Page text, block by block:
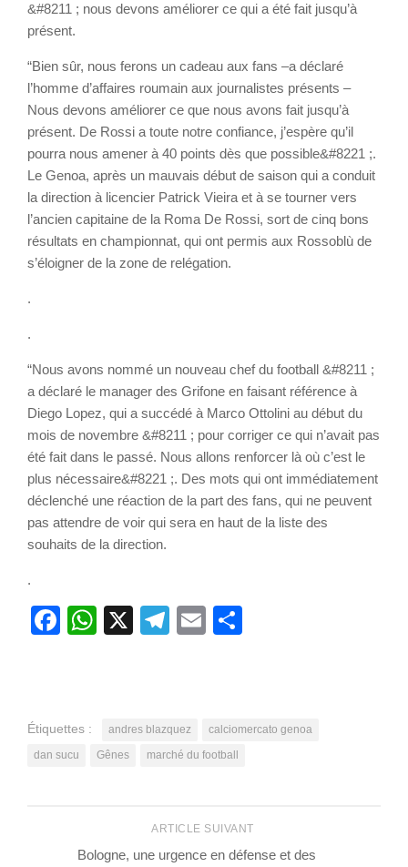
&#8211 ; nous devons améliorer ce qui a été fait jusqu’à
présent.
“Bien sûr, nous ferons un cadeau aux fans –a déclaré
l’homme d’affaires roumain aux journalistes présents –
Nous devons améliorer ce que nous avons fait jusqu’à
présent. De Rossi a toute notre confiance, j’espère qu’il
pourra nous amener à 40 points dès que possible&#8221 ;.
Le Genoa, après un mauvais début de saison qui a conduit
la direction à licencier Patrick Vieira et à se tourner vers
l’ancien capitaine de la Roma De Rossi, sort de cinq bons
résultats en championnat, qui ont permis aux Rossoblù de
s’éloigner de la zone de relégation.
.
.
“Nous avons nommé un nouveau chef du football &#8211 ;
a déclaré le manager des Grifone en faisant référence à
Diego Lopez, qui a succédé à Marco Ottolini au début du
mois de novembre &#8211 ; pour corriger ce qui n’avait pas
été fait dans le passé. Nous allons renforcer là où c’est le
plus nécessaire&#8221 ;. Des mots qui ont immédiatement
déclenché une réaction de la part des fans, qui ne peuvent
pas attendre de voir qui sera en haut de la liste des
souhaits de la direction.
.
Facebook
WhatsApp
X Telegram
Email
Étiquettes : andres blazquez
calciomercato genoa
dan sucu
Gênes marché du football
ARTICLE SUIVANT
Bologne, une urgence en défense et des